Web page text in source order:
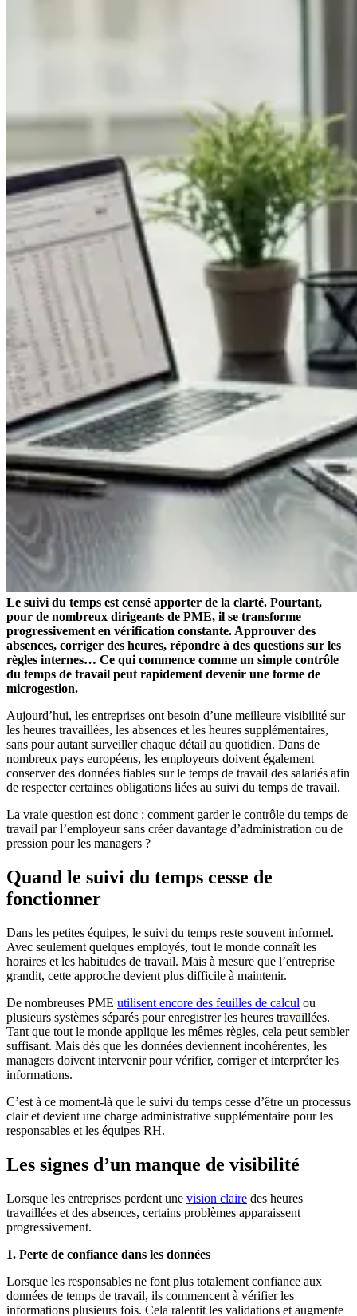
Le suivi du temps est censé apporter de la clarté. Pourtant,
pour de nombreux dirigeants de PME, il se transforme
progressivement en vérification constante. Approuver des
absences, corriger des heures, répondre à des questions sur les
règles internes… Ce qui commence comme un simple contrôle
du temps de travail peut rapidement devenir une forme de
microgestion.
Aujourd’hui, les entreprises ont besoin d’une meilleure visibilité sur
les heures travaillées, les absences et les heures supplémentaires,
sans pour autant surveiller chaque détail au quotidien. Dans de
nombreux pays européens, les employeurs doivent également
conserver des données fiables sur le temps de travail des salariés afin
de respecter certaines obligations liées au suivi du temps de travail.
La vraie question est donc : comment garder le contrôle du temps de
travail par l’employeur sans créer davantage d’administration ou de
pression pour les managers ?
Quand le suivi du temps cesse de
fonctionner
Dans les petites équipes, le suivi du temps reste souvent informel.
Avec seulement quelques employés, tout le monde connaît les
horaires et les habitudes de travail. Mais à mesure que l’entreprise
grandit, cette approche devient plus difficile à maintenir.
De nombreuses PME utilisent encore des feuilles de calcul ou
plusieurs systèmes séparés pour enregistrer les heures travaillées.
Tant que tout le monde applique les mêmes règles, cela peut sembler
suffisant. Mais dès que les données deviennent incohérentes, les
managers doivent intervenir pour vérifier, corriger et interpréter les
informations.
C’est à ce moment-là que le suivi du temps cesse d’être un processus
clair et devient une charge administrative supplémentaire pour les
responsables et les équipes RH.
Les signes d’un manque de visibilité
Lorsque les entreprises perdent une vision claire des heures
travaillées et des absences, certains problèmes apparaissent
progressivement.
1. Perte de confiance dans les données
Lorsque les responsables ne font plus totalement confiance aux
données de temps de travail, ils commencent à vérifier les
informations plusieurs fois. Cela ralentit les validations et augmente